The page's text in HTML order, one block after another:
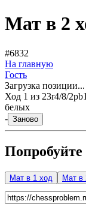
Мат в 2
#6832
На главную
Гость
Загрузка позиции...
Ход 1 из 23r4/8/
белых
- Заново
Попробуйте
Мат в 1 ход Мат в